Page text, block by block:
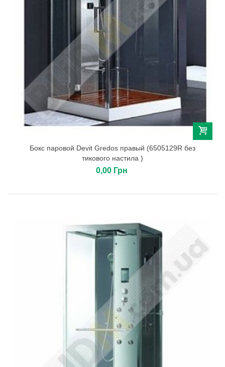
Бокс паровой Devit Gredos правый (6505129R без
тикового настила )
0,00 Грн